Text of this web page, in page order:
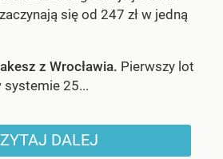
się od 247 zł w jedną
z Wrocławia. Pierwszy lot
systemie 25...
DALEJ